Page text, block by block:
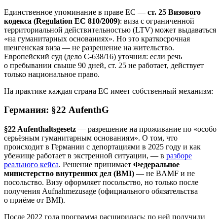
Единственное упоминание в праве ЕС — ст. 25 Визового
кодекса (Regulation EC 810/2009): виза с ограниченной
территориальной действительностью (LTV) может выдаваться
«на гуманитарных основаниях». Но это краткосрочная
шенгенская виза — не разрешение на жительство.
Европейский суд (дело C-638/16) уточнил: если речь
о пребывании свыше 90 дней, ст. 25 не работает, действует
только национальное право.
На практике каждая страна ЕС имеет собственный механизм:
Германия: §22 AufenthG
§22 Aufenthaltsgesetz — разрешение на проживание по «особо
серьёзным гуманитарным основаниям». О том, что
происходит в Германии с депортациями в 2025 году и как
убежище работает в экстренной ситуации, — в разборе
реального кейса. Решение принимает Федеральное
министерство внутренних дел (BMI) — не BAMF и не
посольство. Визу оформляет посольство, но только после
получения Aufnahmezusage (официального обязательства
о приёме от BMI).
После 2022 года программа расширилась: по ней получили